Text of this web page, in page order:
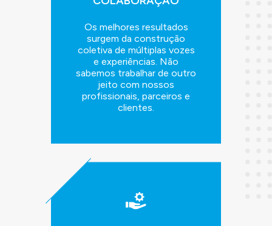
Os melhores resultados
surgem da construção
coletiva de múltiplas vozes
e experiências. Não
sabemos trabalhar de outro
jeito com nossos
profissionais, parceiros e
clientes.